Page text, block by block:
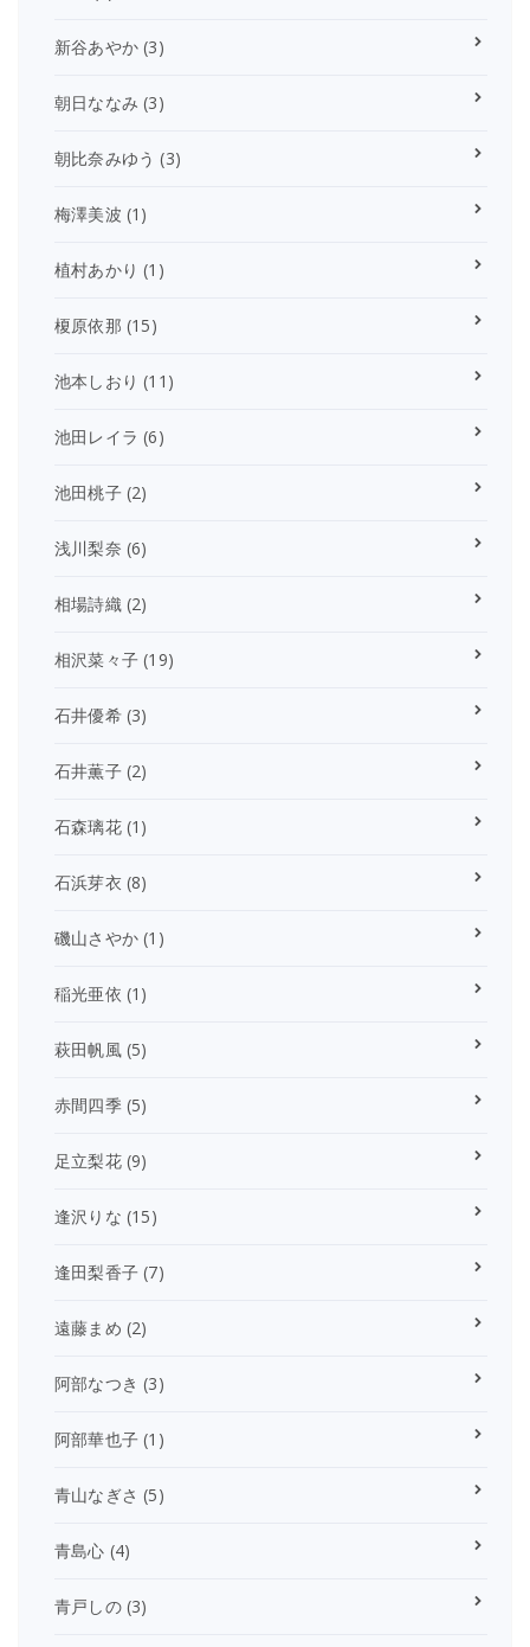
新谷あやか (3)
朝日ななみ (3)
朝比奈みゆう (3)
梅澤美波 (1)
植村あかり (1)
榎原依那 (15)
池本しおり (11)
池田レイラ (6)
池田桃子(2)
浅川梨奈 (6)
相場詩織(2)
相沢菜々子 (19)
石井優希(3)
石井薫子(2)
石森璃花(1)
石浜芽衣 (8)
磯山さやか (1)
稲光亜依 (1)
萩田帆風(5)
赤間四季(5)
足立梨花(9)
逢沢りな (15)
逢田梨香子 (7)
遠藤まめ (2)
阿部なつき (3)
阿部華也子 (1)
青山なぎさ (5)
青島心 (4)
青戸しの(3)